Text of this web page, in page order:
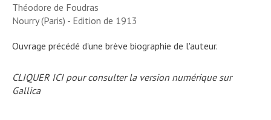
Théodore de Foudras
Nourry (Paris) - Edition de 1913
Ouvrage précédé d'une brève biographie de l'auteur.
CLIQUER ICI pour consulter la version numérique sur
Gallica